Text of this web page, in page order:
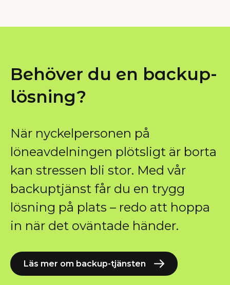
Behöver du en backup-
lösning?
När nyckelpersonen på
löneavdelningen plötsligt är borta
kan stressen bli stor. Med vår
backuptjänst får du en trygg
lösning på plats – redo att hoppa
in när det oväntade händer.
Läs mer om backup-tjänsten